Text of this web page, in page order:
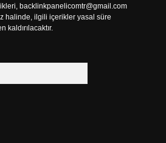
backlinkpanelicomtr@gmail.com
halinde, ilgili içerikler yasal süre
kaldırılacaktır.